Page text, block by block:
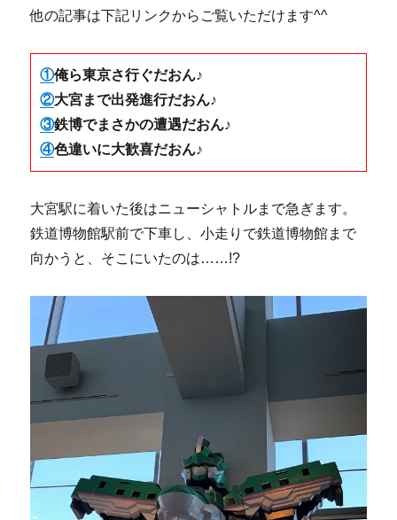
他の記事は下記リンクからご覧いただけます^^
①俺ら東京さ行ぐだおん♪
②大宮まで出発進行だおん♪
③鉄博でまさかの遭遇だおん♪
④色違いに大歓喜だおん♪
大宮駅に着いた後はニューシャトルまで急ぎます。
鉄道博物館駅前で下車し、小走りで鉄道博物館まで
向かうと、そこにいたのは……!?